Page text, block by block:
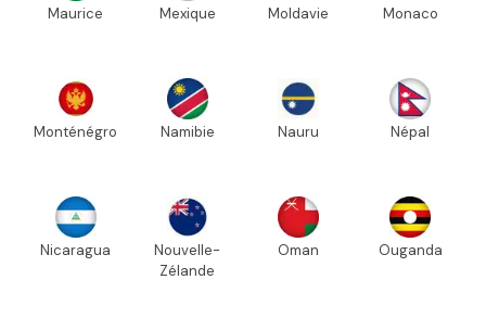
Maurice Mexique Moldavie Monaco
Monténégro Namibie Nauru Népal
Nicaragua
Nouvelle-
Zélande
Oman Ouganda